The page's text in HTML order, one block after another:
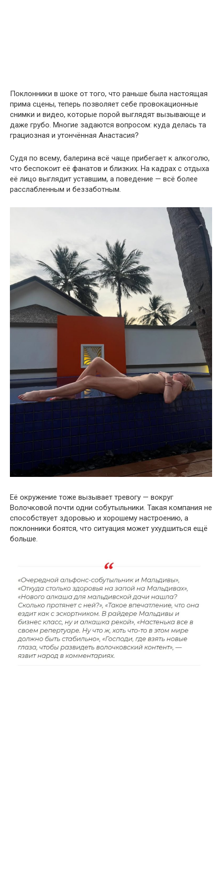
Поклонники в шоке от того, что раньше была настоящая
прима сцены, теперь позволяет себе провокационные
снимки и видео, которые порой выглядят вызывающе и
даже грубо. Многие задаются вопросом: куда делась та
грациозная и утончённая Анастасия?
Судя по всему, балерина всё чаще прибегает к алкоголю,
что беспокоит её фанатов и близких. На кадрах с отдыха
её лицо выглядит уставшим, а поведение — всё более
расслабленным и беззаботным.
Её окружение тоже вызывает тревогу — вокруг
Волочковой почти одни собутыльники. Такая компания не
способствует здоровью и хорошему настроению, а
поклонники боятся, что ситуация может ухудшиться ещё
больше.